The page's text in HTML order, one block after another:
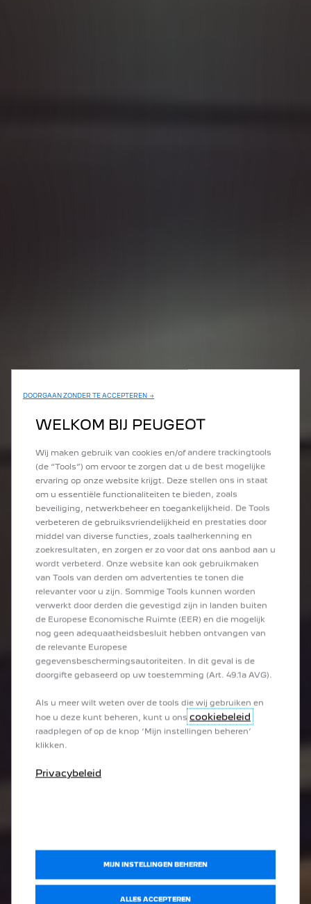
DOORGAAN ZONDER TE ACCEPTEREN →
WELKOM BIJ PEUGEOT
Wij maken gebruik van cookies en/of andere trackingtools
(de “Tools”) om ervoor te zorgen dat u de best mogelijke
ervaring op onze website krijgt. Deze stellen ons in staat
om u essentiële functionaliteiten te bieden, zoals
beveiliging, netwerkbeheer en toegankelijkheid. De Tools
verbeteren de gebruiksvriendelijkheid en prestaties door
middel van diverse functies, zoals taalherkenning en
zoekresultaten, en zorgen er zo voor dat ons aanbod aan u
wordt verbeterd. Onze website kan ook gebruikmaken
van Tools van derden om advertenties te tonen die
relevanter voor u zijn. Sommige Tools kunnen worden
verwerkt door derden die gevestigd zijn in landen buiten
de Europese Economische Ruimte (EER) en die mogelijk
nog geen adequaatheidsbesluit hebben ontvangen van
de relevante Europese
gegevensbeschermingsautoriteiten. In dit geval is de
doorgifte gebaseerd op uw toestemming (Art. 49.1a AVG).
Als u meer wilt weten over de tools die wij gebruiken en
hoe u deze kunt beheren, kunt u ons cookiebeleid
raadplegen of op de knop ‘Mijn instellingen beheren’
klikken.
Privacybeleid
MIJN INSTELLINGEN BEHEREN
ALLES ACCEPTEREN